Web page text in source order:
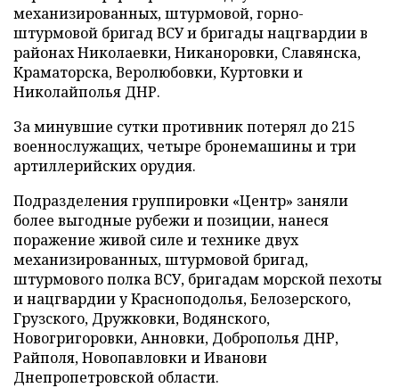
механизированных, штурмовой, горно-
штурмовой бригад ВСУ и бригады нацгвардии в
районах Николаевки, Никаноровки, Славянска,
Краматорска, Веролюбовки, Куртовки и
Николайполья ДНР.
За минувшие сутки противник потерял до 215
военнослужащих, четыре бронемашины и три
артиллерийских орудия.
Подразделения группировки «Центр» заняли
более выгодные рубежи и позиции, нанеся
поражение живой силе и технике двух
механизированных, штурмовой бригад,
штурмового полка ВСУ, бригадам морской пехоты
и нацгвардии у Красноподолья, Белозерского,
Грузского, Дружковки, Водянского,
Новогригоровки, Анновки, Доброполья ДНР,
Райполя, Новопавловки и Иванови
Днепропетровской области.